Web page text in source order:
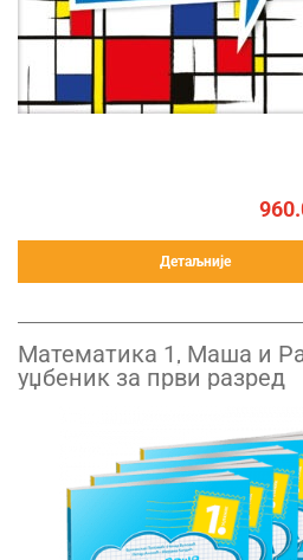
Детаљније
Математика 1, Маша и
уџбеник за први разред